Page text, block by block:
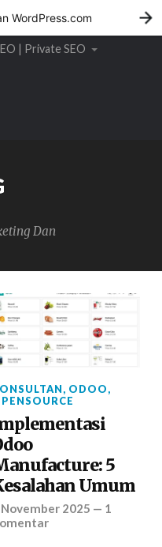
| Private SEO
Dan
, ODOO,
5
Umum
2025 — 1
WordPress.com